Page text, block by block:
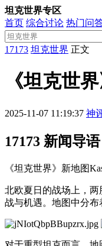
坦克世界专区
首页 综合讨论 热门问
17173 坦克世界 正文
《坦克世
2025-11-07 11:19:37 神
17173 新闻导语
《坦克世界》新地图
北欧夏日的战场上，两
战与机遇。地图中分布